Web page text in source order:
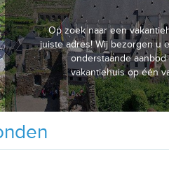
Op zoek naar een
juiste adres! Wij bezorgen u
onderstaande
vakantiehuis op één